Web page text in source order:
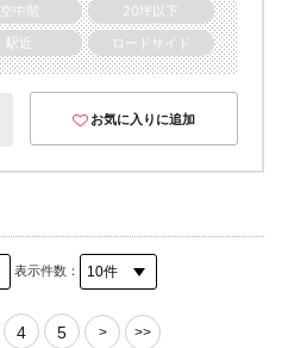
空中階
20坪以下
駅近 ロードサイド
お気に入りに追加
表示件数：
4 5 > >>